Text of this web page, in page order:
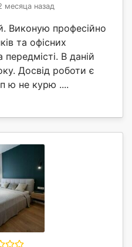
месяца назад
Виконую професійно
та офісних
В даній
Досвід роботи є
ю не курю ....